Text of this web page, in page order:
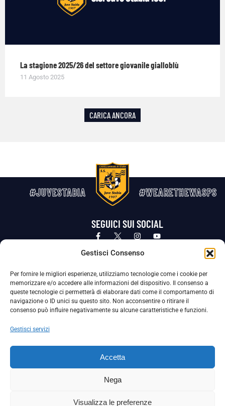
Gestisci Consenso
Per fornire le migliori esperienze, utilizziamo tecnologie come i cookie per
memorizzare e/o accedere alle informazioni del dispositivo. Il consenso a
queste tecnologie ci permetterà di elaborare dati come il comportamento di
navigazione o ID unici su questo sito. Non acconsentire o ritirare il
consenso può influire negativamente su alcune caratteristiche e funzioni.
Gestisci servizi
Accetta
Nega
Visualizza le preferenze
La stagione 2025/26 del settore giovanile gialloblù
11 Agosto 2025
CARICA ANCORA
#JUVESTABIA #WEARETHEWASPS
SEGUICI SUI SOCIAL
Privacy Policy Cookie Policy
La Società ha nominato il Responsabile della Protezione dei Dati Personali (DPO), figura specializzata che vigila sulle modalità
adottate dalla nostra Società per tutelare i Suoi dati personali.
Per contattare il DPO può scrivere a
La Società ha inoltre adottato un proprio Codice Etico, consultabile al seguente link: